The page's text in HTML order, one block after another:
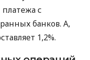
с
банков. А,
1,2%.